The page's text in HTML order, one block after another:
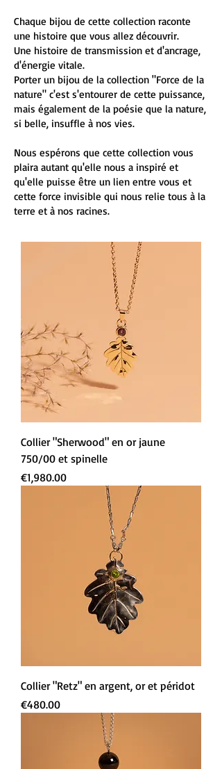
Chaque bijou de cette collection raconte
une histoire que vous allez découvrir.
Une histoire de transmission et d'ancrage,
d'énergie vitale.
Porter un bijou de la collection "Force de la
nature" c'est s'entourer de cette puissance,
mais également de la poésie que la nature,
si belle, insuffle à nos vies.
Nous espérons que cette collection vous
plaira autant qu'elle nous a inspiré et
qu'elle puisse être un lien entre vous et
cette force invisible qui nous relie tous à la
terre et à nos racines.
Collier "Sherwood" en or jaune
750/00 et spinelle
Prix
€1,980.00
Collier "Retz" en argent, or et péridot
Prix
€480.00